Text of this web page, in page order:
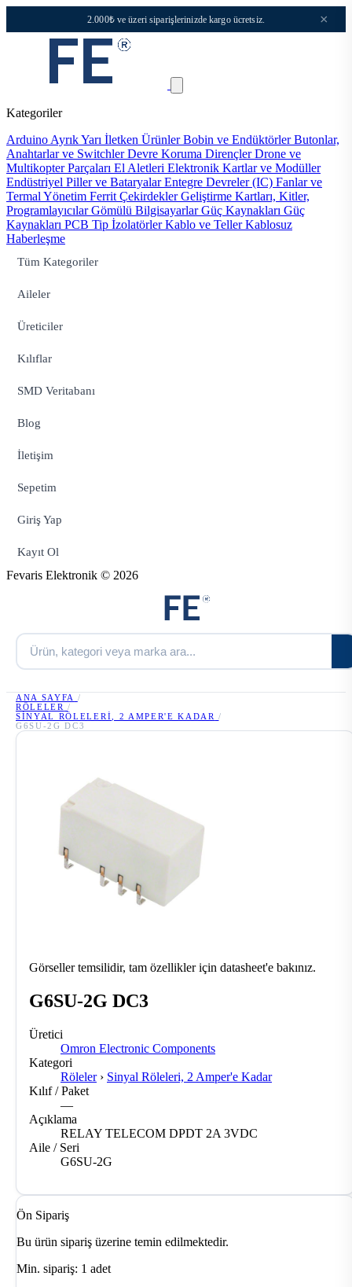
2.000₺ ve üzeri siparişlerinizde kargo ücretsiz. ×
Kategoriler
Arduino Ayrık Yarı İletken ÜrünlerBobin ve EndüktörlerButonlar,
Anahtarlar ve SwitchlerDevre Koruma DirençlerDrone ve
Multikopter Parçaları El Aletleri Elektronik Kartlar ve Modüller
Endüstriyel Piller ve BataryalarEntegre Devreler (IC) Fanlar ve
Termal Yönetim Ferrit ÇekirdeklerGeliştirme Kartları, Kitler,
ProgramlayıcılarGömülü BilgisayarlarGüç Kaynakları Güç
Kaynakları PCB Tip İzolatörlerKablo ve TellerKablosuz
Haberleşme
Tüm Kategoriler
Aileler
Üreticiler
Kılıflar
SMD Veritabanı
Blog
İletişim
Sepetim
Giriş Yap
Kayıt Ol
Fevaris Elektronik © 2026
ANA SAYFA /
RÖLELER
/
SINYAL RÖLELERI, 2 AMPER'E KADAR
/
G6SU-2G DC3
Görseller temsilidir, tam özellikler için datasheet'e bakınız.
G6SU-2G DC3
Üretici
Omron Electronic Components
Kategori
Röleler › Sinyal Röleleri, 2 Amper'e Kadar
Kılıf / Paket
—
Açıklama
RELAY TELECOM DPDT 2A 3VDC
Aile / Seri
G6SU-2G
Ön Sipariş
Bu ürün sipariş üzerine temin edilmektedir.
Min. sipariş: 1 adet